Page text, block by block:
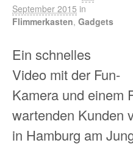
September 2015 in
Flimmerkasten, Gadgets
Ein schnelles
Video mit der Fun-
Kamera und einem
wartenden Kunden
in Hamburg am